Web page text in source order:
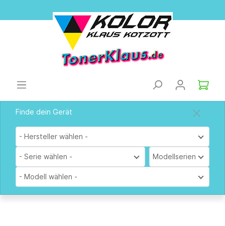
Finde dein Gerät
- Hersteller wählen -
- Serie wählen - Modellserien
- Modell wählen -